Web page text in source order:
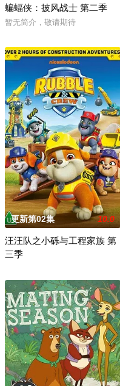
蝙蝠侠：披风战士 第二季
暂无简介，敬请期待
去，到未来，而他们将在最脆
更新第02集 10.0
汪汪队之小砾与工程家族 第
三季